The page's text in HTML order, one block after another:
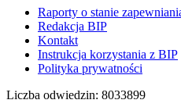
Raporty o stanie
Redakcja BIP
Kontakt
Instrukcja korzystania z BIP
Polityka prywatności
Liczba odwiedzin: 8033899